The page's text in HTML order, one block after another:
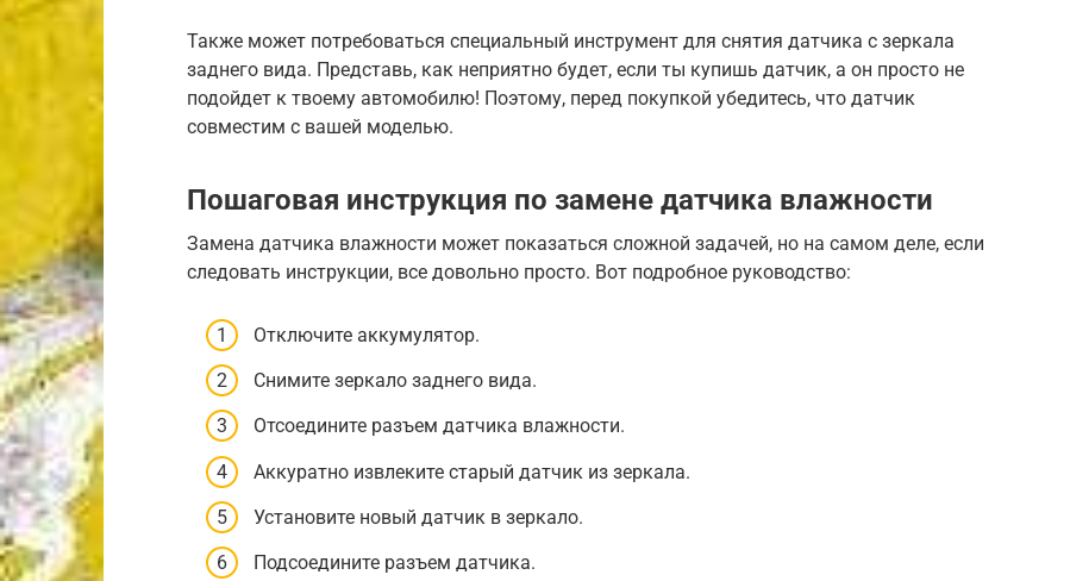
Также может потребоваться специальный инструмент для снятия датчика с зеркала
заднего вида. Представь, как неприятно будет, если ты купишь датчик, а он просто не
подойдет к твоему автомобилю! Поэтому, перед покупкой убедитесь, что датчик
совместим с вашей моделью.
Пошаговая инструкция по замене датчика влажности
Замена датчика влажности может показаться сложной задачей, но на самом деле, если
следовать инструкции, все довольно просто. Вот подробное руководство:
Отключите аккумулятор.
Снимите зеркало заднего вида.
Отсоедините разъем датчика влажности.
Аккуратно извлеките старый датчик из зеркала.
Установите новый датчик в зеркало.
Подсоедините разъем датчика.